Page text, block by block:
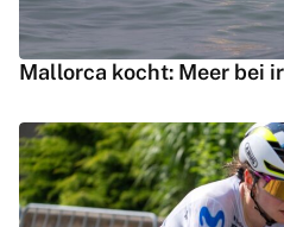
Mallorca kocht: Meer bei